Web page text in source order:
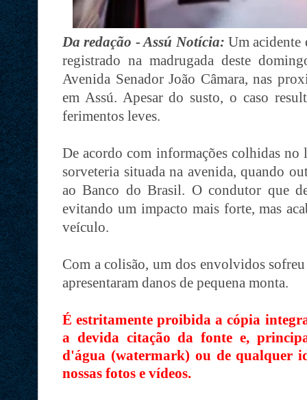
Da redação - Assú Notícia: Um acidente
registrado na madrugada deste
Avenida Senador João Câmara, nas
em Assú. Apesar do susto, o caso
ferimentos leves.
De acordo com informações colhidas no
sorveteria situada na avenida, quando
ao Banco do Brasil. O condutor que
evitando um impacto mais forte, mas
veículo.
Com a colisão, um dos envolvidos
apresentaram danos de pequena monta.
É estritamente proibida a cópia
a devida citação da fonte e,
d'água (watermark) ou de qualquer
nossas fotos e vídeos.